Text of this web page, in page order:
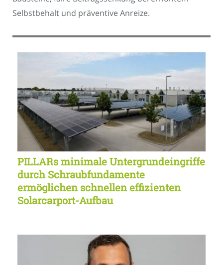
Selbstbehalt und präventive Anreize.
PILLARs minimale Untergrundeingriffe
durch Schraubfundamente
ermöglichen schnellen effizienten
Solarcarport-Aufbau